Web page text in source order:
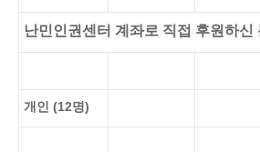
난민인권센터 계좌로 직접 후원하신
개인 (12명)